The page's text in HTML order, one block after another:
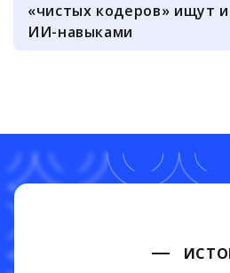
«чистых кодеров» ищут
ИИ-навыками